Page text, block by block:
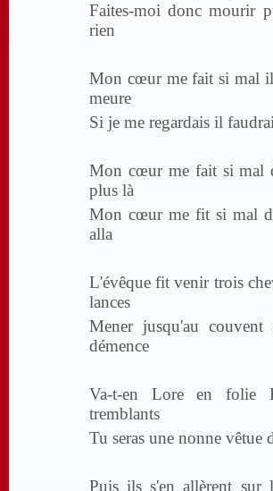
Faites-moi donc mourir
rien
Mon cœur me fait si mal
meure
Si je me regardais il
Mon cœur me fait si mal
plus là
Mon cœur me fit si mal
alla
L'évêque fit venir trois
lances
Mener jusqu'au couvent
démence
Va-t-en Lore en folie
tremblants
Tu seras une nonne vêtue
Puis ils s'en allèrent sur